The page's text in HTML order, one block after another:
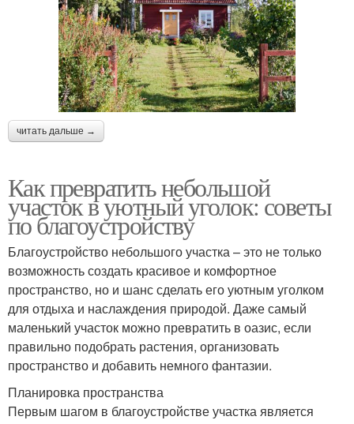
читать дальше →
Как превратить небольшой
участок в уютный уголок: советы
по благоустройству
Благоустройство небольшого участка – это не только
возможность создать красивое и комфортное
пространство, но и шанс сделать его уютным уголком
для отдыха и наслаждения природой. Даже самый
маленький участок можно превратить в оазис, если
правильно подобрать растения, организовать
пространство и добавить немного фантазии.
Планировка пространства
Первым шагом в благоустройстве участка является